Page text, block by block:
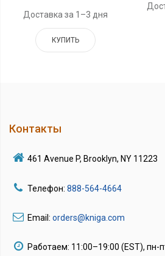
Доставка за 1–3 дня
КУПИТЬ
Контакты
461 Avenue P, Brooklyn, NY 11223
Телефон: 888-564-4664
Email: orders@kniga.com
Работаем: 11:00–19:00 (EST), пн-